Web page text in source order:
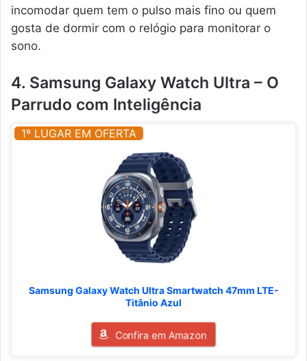
incomodar quem tem o pulso mais fino ou quem
gosta de dormir com o relógio para monitorar o
sono.
4. Samsung Galaxy Watch Ultra – O
Parrudo com Inteligência
1º LUGAR EM OFERTA
Samsung Galaxy Watch Ultra Smartwatch 47mm LTE-
Titânio Azul
Confira em Amazon